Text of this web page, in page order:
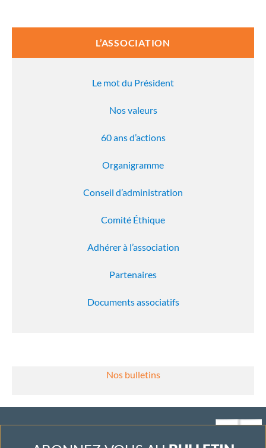
L’ASSOCIATION
Le mot du Président
Nos valeurs
60 ans d’actions
Organigramme
Conseil d’administration
Comité Éthique
Adhérer à l’association
Partenaires
Documents associatifs
Nos bulletins